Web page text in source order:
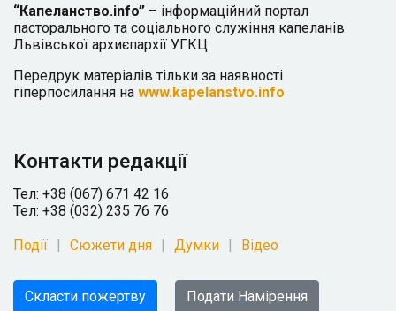
“Капеланство.info” – інформаційний портал
пасторального та соціального служіння капеланів
Львівської архиєпархії УГКЦ.
Передрук матеріалів тільки за наявності
гіперпосилання на www.kapelanstvo.info
Контакти редакції
Тел: +38 (067) 671 42 16
Тел: +38 (032) 235 76 76
Події Сюжети дня Думки Відео
Скласти пожертву Подати Намірення